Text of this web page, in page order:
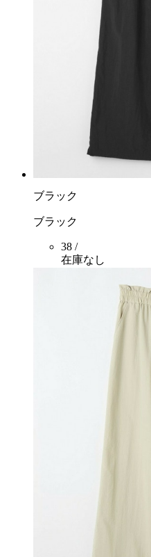
ブラック
ブラック
38 /
在庫なし